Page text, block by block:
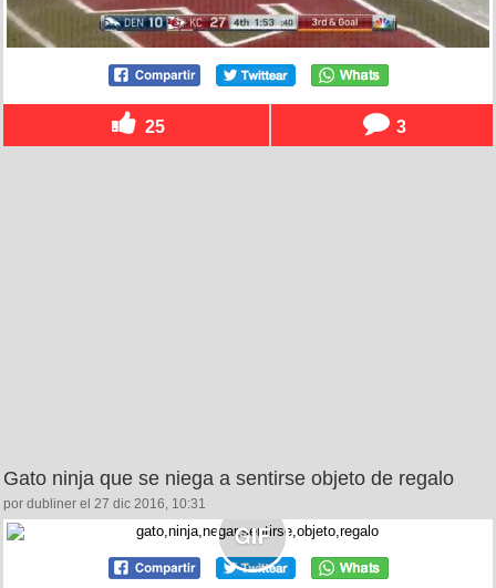
25 3
Gato ninja que se niega a sentirse objeto de regalo
por dubliner el 27 dic 2016, 10:31